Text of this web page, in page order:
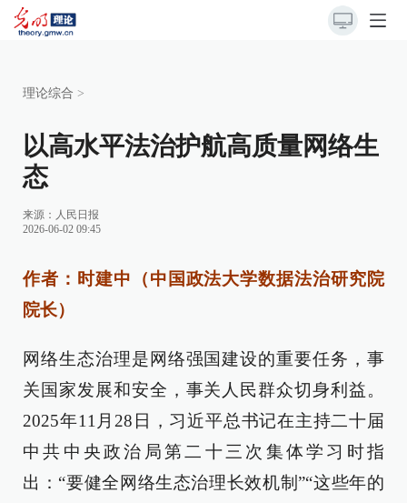
理论综合 >
以高水平法治护航高质量网络生
态
来源： 人民日报
2026-06-02 09:45
作者：时建中（中国政法大学数据法治研究院
院长）
网络生态治理是网络强国建设的重要任务，事
关国家发展和安全，事关人民群众切身利益。
2025年11月28日，习近平总书记在主持二十届
中共中央政治局第二十三次集体学习时指
出：“要健全网络生态治理长效机制”“这些年的